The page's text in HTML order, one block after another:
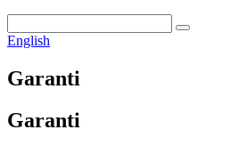
English
Garanti
Garanti